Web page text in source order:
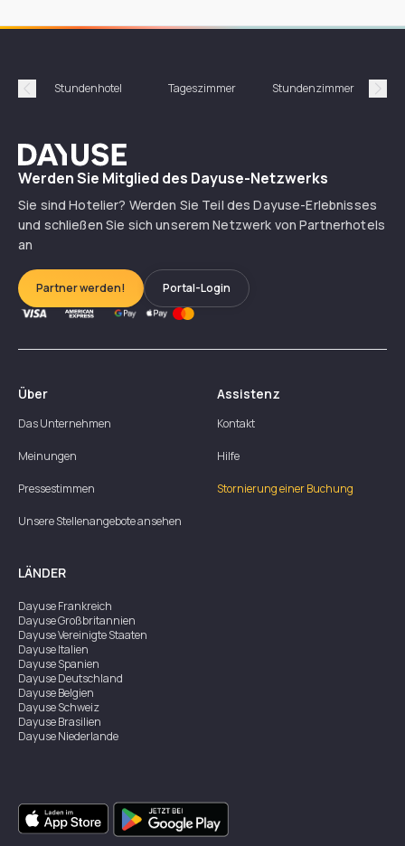
Précédent
Stundenhotel Tageszimmer Stundenzimmer
Dayuse
Werden Sie Mitglied des Dayuse-Netzwerks
Sie sind Hotelier? Werden Sie Teil des Dayuse-Erlebnisses
und schließen Sie sich unserem Netzwerk von Partnerhotels
an
Partner werden! Portal-Login
Über
Das Unternehmen
Meinungen
Pressestimmen
Unsere Stellenangebote ansehen
Assistenz
Kontakt
Hilfe
Stornierung einer Buchung
LÄNDER
DayuseFrankreich
DayuseGroßbritannien
DayuseVereinigte Staaten
DayuseItalien
DayuseSpanien
DayuseDeutschland
DayuseBelgien
DayuseSchweiz
DayuseBrasilien
DayuseNiederlande
DayuseKanada
DayuseSingapur
DayuseZweden